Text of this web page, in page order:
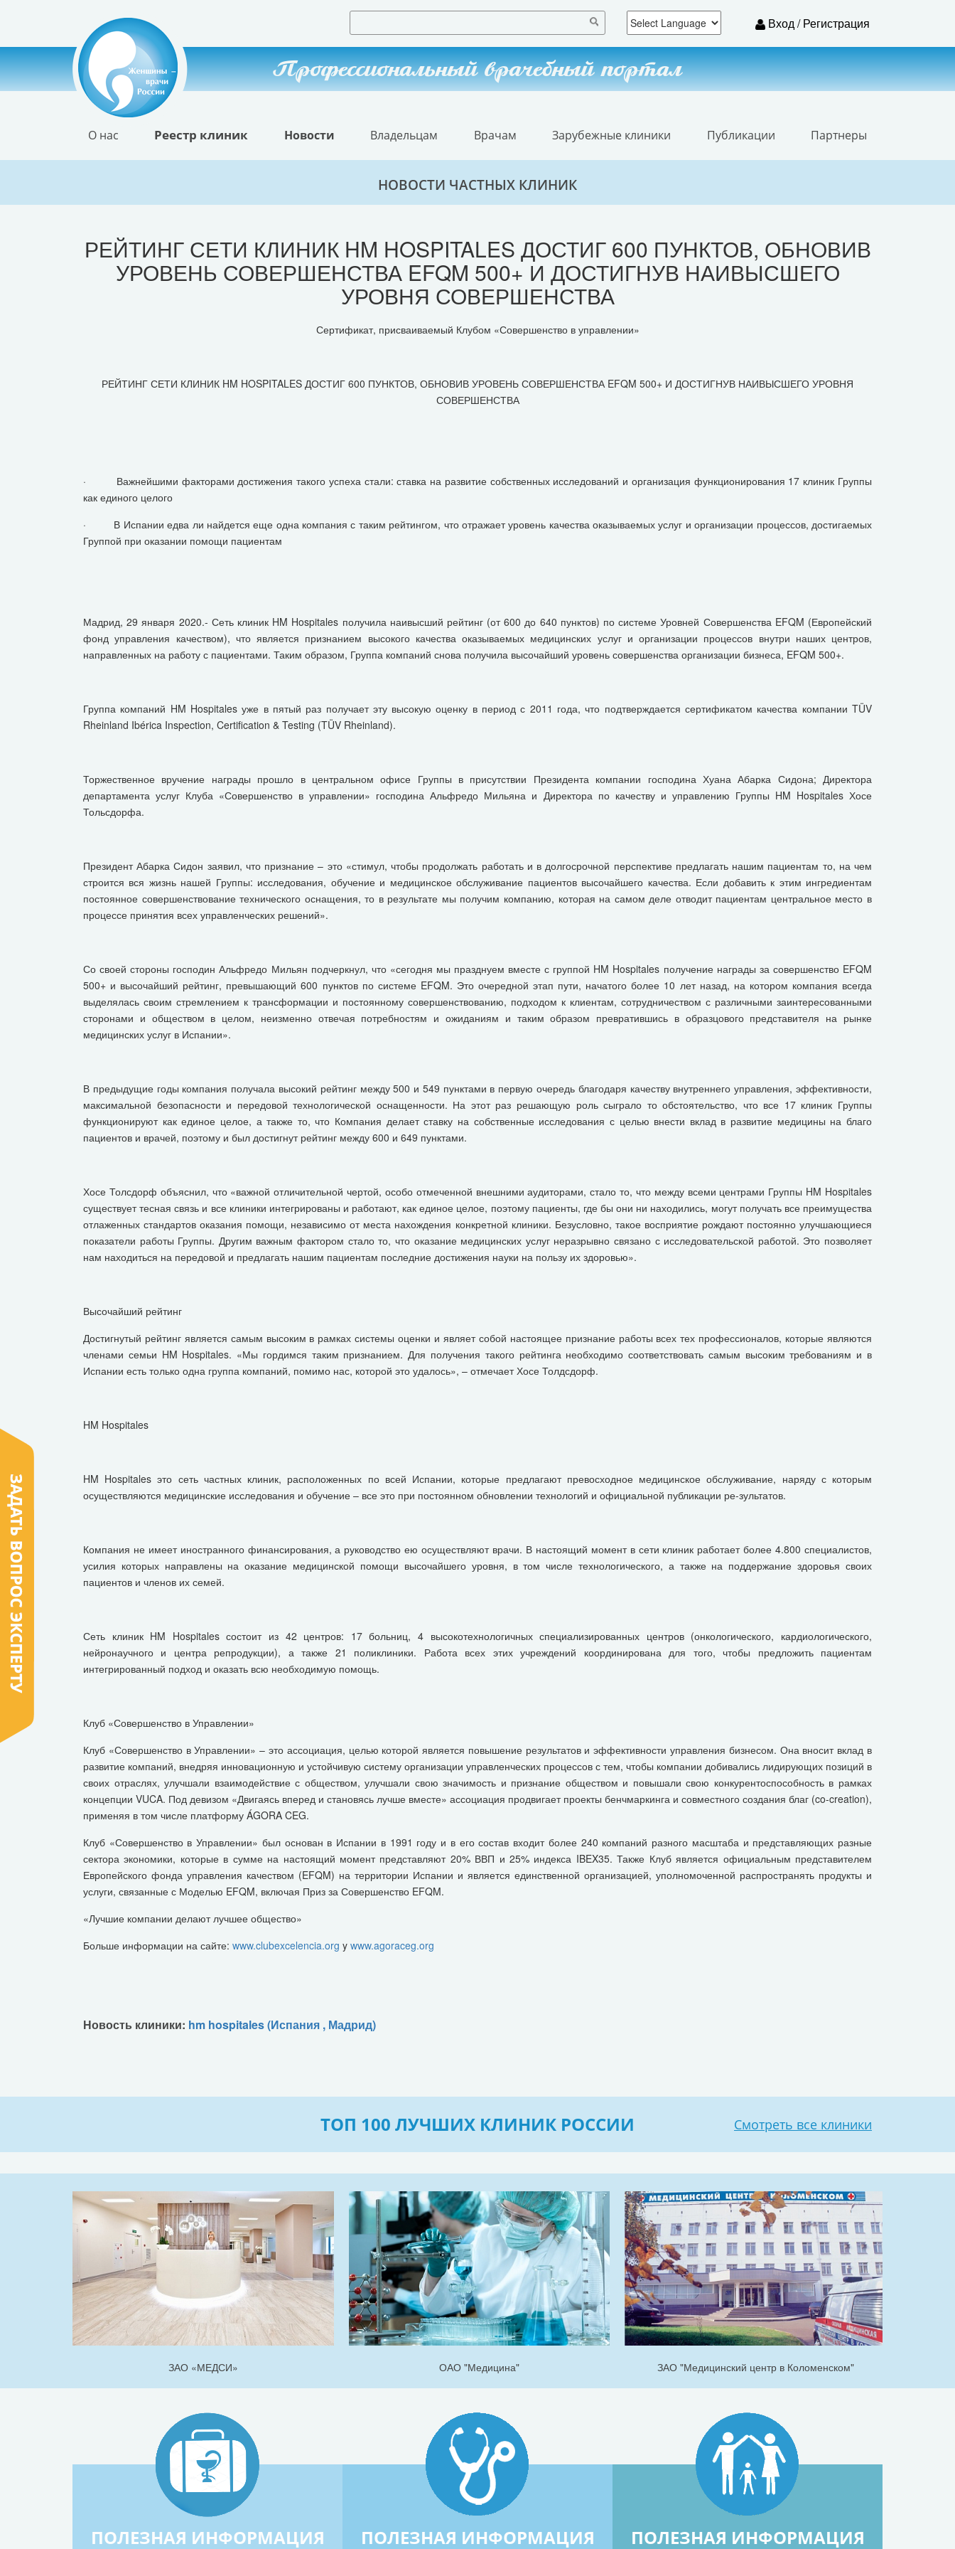
Вход / Регистрация
Профессиональный врачебный портал
О нас Реестр клиник Новости Владельцам Врачам Зарубежные клиники Публикации Партнеры
НОВОСТИ ЧАСТНЫХ КЛИНИК
РЕЙТИНГ СЕТИ КЛИНИК HM HOSPITALES ДОСТИГ 600 ПУНКТОВ, ОБНОВИВ
УРОВЕНЬ СОВЕРШЕНСТВА EFQM 500+ И ДОСТИГНУВ НАИВЫСШЕГО
УРОВНЯ СОВЕРШЕНСТВА
Сертификат, присваиваемый Клубом «Совершенство в управлении»
РЕЙТИНГ СЕТИ КЛИНИК HM HOSPITALES ДОСТИГ 600 ПУНКТОВ, ОБНОВИВ УРОВЕНЬ СОВЕРШЕНСТВА EFQM 500+ И ДОСТИГНУВ НАИВЫСШЕГО УРОВНЯ
СОВЕРШЕНСТВА
· Важнейшими факторами достижения такого успеха стали: ставка на развитие собственных исследований и организация функционирования 17 клиник Группы
как единого целого
· В Испании едва ли найдется еще одна компания с таким рейтингом, что отражает уровень качества оказываемых услуг и организации процессов, достигаемых
Группой при оказании помощи пациентам
Мадрид, 29 января 2020.- Сеть клиник HM Hospitales получила наивысший рейтинг (от 600 до 640 пунктов) по системе Уровней Совершенства EFQM (Европейский
фонд управления качеством), что является признанием высокого качества оказываемых медицинских услуг и организации процессов внутри наших центров,
направленных на работу с пациентами. Таким образом, Группа компаний снова получила высочайший уровень совершенства организации бизнеса, EFQM 500+.
Группа компаний HM Hospitales уже в пятый раз получает эту высокую оценку в период с 2011 года, что подтверждается сертификатом качества компании TÜV
Rheinland Ibérica Inspection, Certification & Testing (TÜV Rheinland).
Торжественное вручение награды прошло в центральном офисе Группы в присутствии Президента компании господина Хуана Абарка Сидона; Директора
департамента услуг Клуба «Совершенство в управлении» господина Альфредо Мильяна и Директора по качеству и управлению Группы HM Hospitales Хосе
Тольсдорфа.
Президент Абарка Сидон заявил, что признание – это «стимул, чтобы продолжать работать и в долгосрочной перспективе предлагать нашим пациентам то, на чем
строится вся жизнь нашей Группы: исследования, обучение и медицинское обслуживание пациентов высочайшего качества. Если добавить к этим ингредиентам
постоянное совершенствование технического оснащения, то в результате мы получим компанию, которая на самом деле отводит пациентам центральное место в
процессе принятия всех управленческих решений».
Со своей стороны господин Альфредо Мильян подчеркнул, что «сегодня мы празднуем вместе с группой HM Hospitales получение награды за совершенство EFQM
500+ и высочайший рейтинг, превышающий 600 пунктов по системе EFQM. Это очередной этап пути, начатого более 10 лет назад, на котором компания всегда
выделялась своим стремлением к трансформации и постоянному совершенствованию, подходом к клиентам, сотрудничеством с различными заинтересованными
сторонами и обществом в целом, неизменно отвечая потребностям и ожиданиям и таким образом превратившись в образцового представителя на рынке
медицинских услуг в Испании».
В предыдущие годы компания получала высокий рейтинг между 500 и 549 пунктами в первую очередь благодаря качеству внутреннего управления, эффективности,
максимальной безопасности и передовой технологической оснащенности. На этот раз решающую роль сыграло то обстоятельство, что все 17 клиник Группы
функционируют как единое целое, а также то, что Компания делает ставку на собственные исследования с целью внести вклад в развитие медицины на благо
пациентов и врачей, поэтому и был достигнут рейтинг между 600 и 649 пунктами.
Хосе Толсдорф объяснил, что «важной отличительной чертой, особо отмеченной внешними аудиторами, стало то, что между всеми центрами Группы HM Hospitales
существует тесная связь и все клиники интегрированы и работают, как единое целое, поэтому пациенты, где бы они ни находились, могут получать все преимущества
отлаженных стандартов оказания помощи, независимо от места нахождения конкретной клиники. Безусловно, такое восприятие рождают постоянно улучшающиеся
показатели работы Группы. Другим важным фактором стало то, что оказание медицинских услуг неразрывно связано с исследовательской работой. Это позволяет
нам находиться на передовой и предлагать нашим пациентам последние достижения науки на пользу их здоровью».
Высочайший рейтинг
Достигнутый рейтинг является самым высоким в рамках системы оценки и являет собой настоящее признание работы всех тех профессионалов, которые являются
членами семьи HM Hospitales. «Мы гордимся таким признанием. Для получения такого рейтинга необходимо соответствовать самым высоким требованиям и в
Испании есть только одна группа компаний, помимо нас, которой это удалось», – отмечает Хосе Толдсдорф.
HM Hospitales
HM Hospitales это сеть частных клиник, расположенных по всей Испании, которые предлагают превосходное медицинское обслуживание, наряду с которым
осуществляются медицинские исследования и обучение – все это при постоянном обновлении технологий и официальной публикации ре-зультатов.
Компания не имеет иностранного финансирования, а руководство ею осуществляют врачи. В настоящий момент в сети клиник работает более 4.800 специалистов,
усилия которых направлены на оказание медицинской помощи высочайшего уровня, в том числе технологического, а также на поддержание здоровья своих
пациентов и членов их семей.
Сеть клиник HM Hospitales состоит из 42 центров: 17 больниц, 4 высокотехнологичных специализированных центров (онкологического, кардиологического,
нейронаучного и центра репродукции), а также 21 поликлиники. Работа всех этих учреждений координирована для того, чтобы предложить пациентам
интегрированный подход и оказать всю необходимую помощь.
Клуб «Совершенство в Управлении»
Клуб «Совершенство в Управлении» – это ассоциация, целью которой является повышение результатов и эффективности управления бизнесом. Она вносит вклад в
развитие компаний, внедряя инновационную и устойчивую систему организации управленческих процессов с тем, чтобы компании добивались лидирующих позиций в
своих отраслях, улучшали взаимодействие с обществом, улучшали свою значимость и признание обществом и повышали свою конкурентоспособность в рамках
концепции VUCA. Под девизом «Двигаясь вперед и становясь лучше вместе» ассоциация продвигает проекты бенчмаркинга и совместного создания благ (co-creation),
применяя в том числе платформу ÁGORA CEG.
Клуб «Совершенство в Управлении» был основан в Испании в 1991 году и в его состав входит более 240 компаний разного масштаба и представляющих разные
сектора экономики, которые в сумме на настоящий момент представляют 20% ВВП и 25% индекса IBEX35. Также Клуб является официальным представителем
Европейского фонда управления качеством (EFQM) на территории Испании и является единственной организацией, уполномоченной распространять продукты и
услуги, связанные с Моделью EFQM, включая Приз за Совершенство EFQM.
«Лучшие компании делают лучшее общество»
Больше информации на сайте: www.clubexcelencia.org y www.agoraceg.org
Новость клиники: hm hospitales (Испания , Мадрид)
ТОП 100 ЛУЧШИХ КЛИНИК РОССИИ Смотреть все клиники
ЗАО «МЕДСИ» ОАО "Медицина" ЗАО "Медицинский центр в Коломенском"
ПОЛЕЗНАЯ ИНФОРМАЦИЯ ПОЛЕЗНАЯ ИНФОРМАЦИЯ ПОЛЕЗНАЯ ИНФОРМАЦИЯ